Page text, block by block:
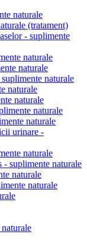
naturale
(tratament)
- suplimente
naturale
naturale
naturale
naturale
naturale
naturale
naturale
urinare -
naturale
- suplimente naturale
naturale
naturale